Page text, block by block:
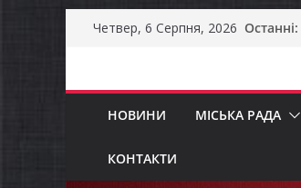
Перейти
Четвер, 6 Серпня, 2026 Останні:
НОВИНИ МІСЬКА РАДА
КОНТАКТИ